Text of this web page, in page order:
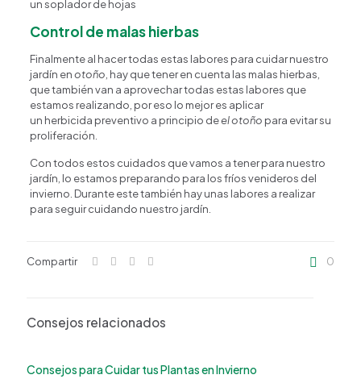
un soplador de hojas
Control de malas hierbas
Finalmente al hacer todas estas labores para cuidar nuestro
jardín enotoño , hay que tener en cuenta las malas hierbas,
que también van a aprovechar todas estas labores que
estamos realizando, por eso lo mejor es aplicar
un herbicida preventivo a principio deel otoño para evitar su
proliferación.
Con todos estos cuidados que vamos a tener para nuestro
jardín, lo estamos preparando para los fríos venideros del
invierno. Durante este también hay unas labores a realizar
para seguir cuidando nuestro jardín.
Compartir 0
Consejos relacionados
Consejos para Cuidar tus Plantas en Invierno